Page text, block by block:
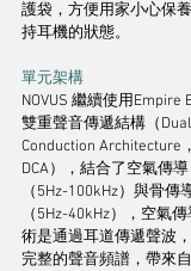
護袋，方便用家小心保
持耳機的狀態。
單元架構
NOVUS 繼續使用Empire
雙重聲音傳遞結構（Dual
Conduction Architecture，
DCA），結合了空氣傳導
（5Hz-100kHz）與骨傳
（5Hz-40kHz），空氣
術是通過耳道傳遞聲波
完整的聲音頻譜，帶來